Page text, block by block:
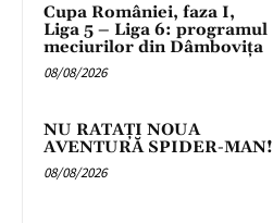
Cupa României, faza I,
Liga 5 – Liga 6: programul
meciurilor din Dâmbovița
08/08/2026
NU RATAȚI NOUA
AVENTURĂ SPIDER-MAN!
08/08/2026